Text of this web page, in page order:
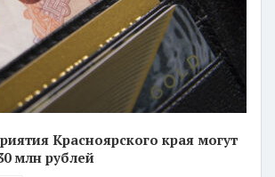
Красноярского края могут
млн рублей